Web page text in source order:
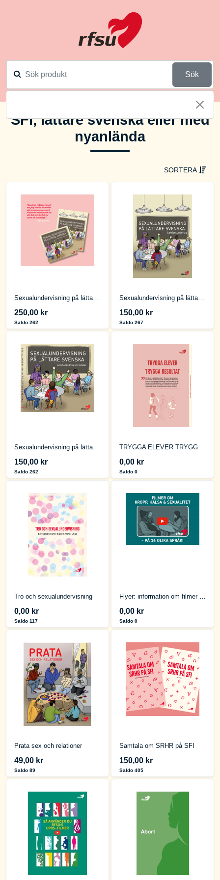
Sök
SFI, lättare svenska eller med
nyanlända
SORTERA
Sexualundervisning på lättare svenska: bokpaket
250,00 kr
Saldo 262
Sexualundervisning på lättare svenska - Lektionsunderlag
150,00 kr
Saldo 267
Sexualundervisning på lättare svenska - Lärarhandledning och Metoder
150,00 kr
Saldo 262
TRYGGA ELEVER TRYGGA RESULTAT
0,00 kr
Saldo 0
Tro och sexualundervisning
0,00 kr
Saldo 117
Flyer: information om filmer som rör kropp, hälsa och sexualitet
0,00 kr
Saldo 0
Prata sex och relationer
49,00 kr
Saldo 89
Samtala om SRHR på SFI
150,00 kr
Saldo 405